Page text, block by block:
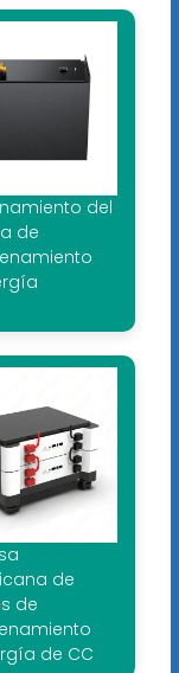
del
de
de
de
de CC